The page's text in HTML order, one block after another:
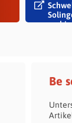
Be